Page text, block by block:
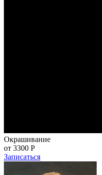
Окрашивание
от 3300 Р
Записаться